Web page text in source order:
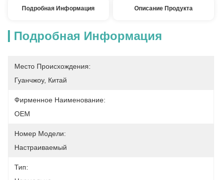
Подробная Информация Описание Продукта
Подробная Информация
Место Происхождения:
Гуанчжоу, Китай
Фирменное Наименование:
OEM
Номер Модели:
Настраиваемый
Тип: